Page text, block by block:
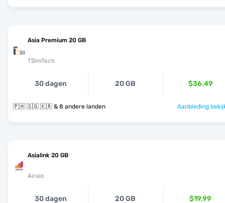
Asia Premium 20 GB
TSimTech
30 dagen 20 GB $36.49
🇵🇭 🇸🇬 🇰🇷 & 8 andere landen Aanbieding
Asialink 20 GB
Airalo
30 dagen 20 GB $19.99